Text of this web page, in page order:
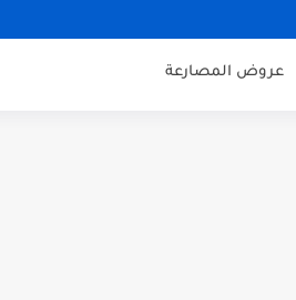
عروض المصارعة